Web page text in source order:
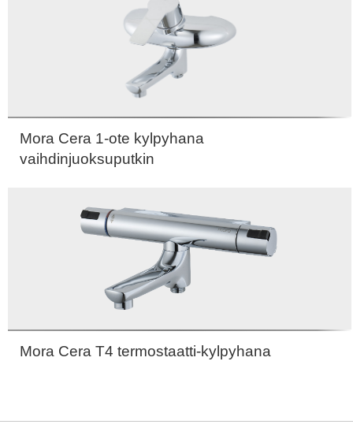
Mora Cera 1-ote kylpyhana
vaihdinjuoksuputkin
Mora Cera T4 termostaatti-kylpyhana